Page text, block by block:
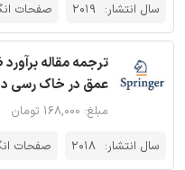
سال انتشار: 2019 صفحات
ترجمه مقاله
عمق در خاک رسی
مبلغ: ۱۶۸,۰۰۰ تومان
سال انتشار: 2018 صفحات